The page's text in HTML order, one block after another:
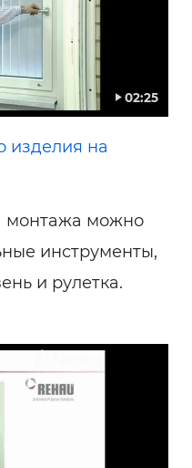
02:25
изделия на
монтажа можно
инструменты,
и рулетка.